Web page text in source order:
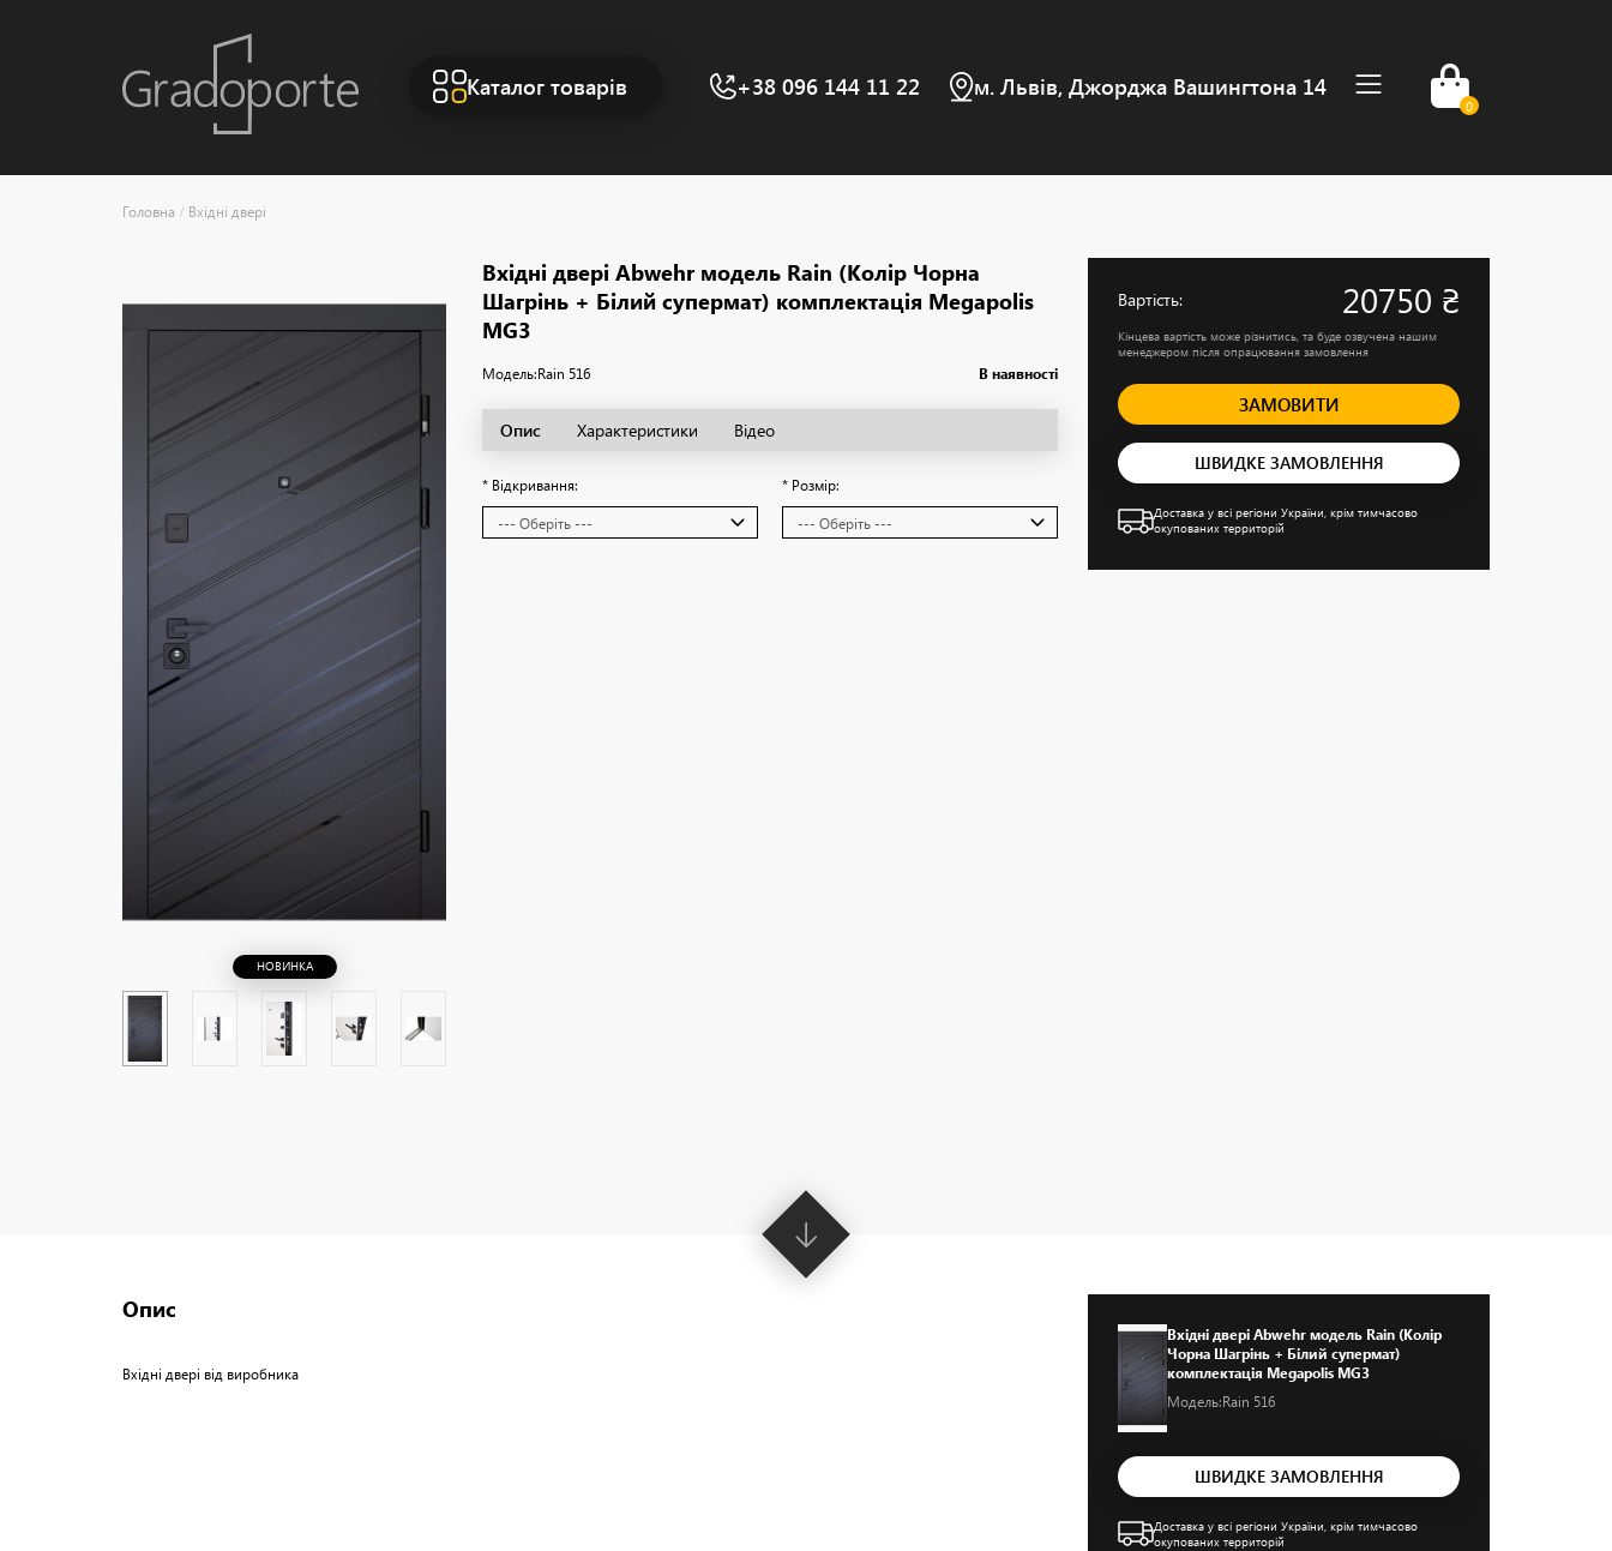
Каталог товарів +38 096 144 11 22 м. Львів, Джорджа Вашингтона 14
0
Вхідні двері
НОВИНКА
Вхідні двері Abwehr модель Rain (Колір Чорна
Шагрінь + Білий супермат) комплектація Megapolis
MG3
Модель:Rain 516 В наявності
Опис Характеристики Відео
* Відкривання: * Розмір:
Вартість: 20750 ₴
Кінцева вартість може різнитись, та буде озвучена нашим
менеджером після опрацювання замовлення
ЗАМОВИТИ
ШВИДКЕ ЗАМОВЛЕННЯ
Доставка у всі регіони України, крім тимчасово
окупованих территорій
Опис
Вхідні двері від виробника
Вхідні двері Abwehr модель Rain (Колір
Чорна Шагрінь + Білий супермат)
комплектація Megapolis MG3
Модель:Rain 516
ШВИДКЕ ЗАМОВЛЕННЯ
Доставка у всі регіони України, крім тимчасово
окупованих территорій